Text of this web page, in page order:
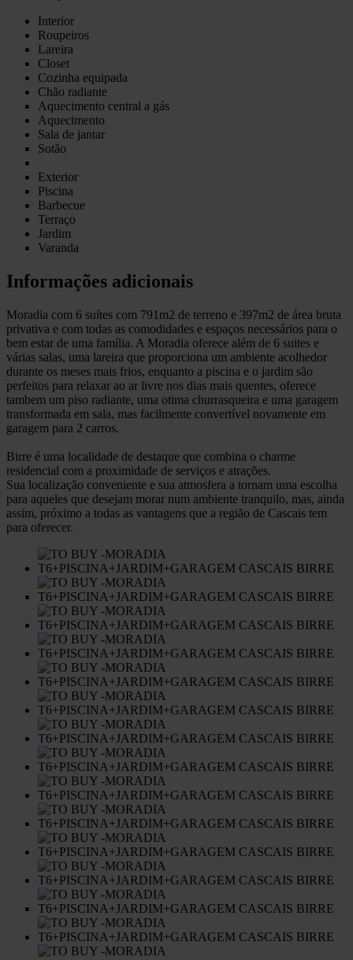
Interior
Roupeiros
Lareira
Closet
Cozinha equipada
Chão radiante
Aquecimento central a gás
Aquecimento
Sala de jantar
Sotão
Exterior
Piscina
Barbecue
Terraço
Jardim
Varanda
Informações adicionais
Moradia com 6 suítes com 791m2 de terreno e 397m2 de área bruta
privativa e com todas as comodidades e espaços necessários para o
bem estar de uma família. A Moradia oferece além de 6 suites e
várias salas, uma lareira que proporciona um ambiente acolhedor
durante os meses mais frios, enquanto a piscina e o jardim são
perfeitos para relaxar ao ar livre nos dias mais quentes, oferece
tambem um piso radiante, uma otima churrasqueira e uma garagem
transformada em sala, mas facilmente convertível novamente em
garagem para 2 carros.
Birre é uma localidade de destaque que combina o charme
residencial com a proximidade de serviços e atrações.
Sua localização conveniente e sua atmosfera a tornam uma escolha
para aqueles que desejam morar num ambiente tranquilo, mas, ainda
assim, próximo a todas as vantagens que a região de Cascais tem
para oferecer.